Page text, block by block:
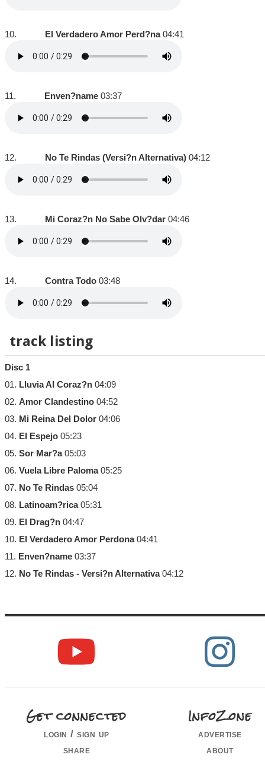
10. El Verdadero Amor Perd?na04:41
11. Enven?name 03:37
12. No Te Rindas (Versi?n Alternativa) 04:12
13. Mi Coraz?n No Sabe Olv?dar 04:46
14. Contra Todo 03:48
track listing
Disc 1
01. Lluvia Al Coraz?n 04:09
02. Amor Clandestino 04:52
03. Mi Reina Del Dolor 04:06
04. El Espejo 05:23
05. Sor Mar?a05:03
06. Vuela Libre Paloma05:25
07. No Te Rindas 05:04
08. Latinoam?rica05:31
09. El Drag?n 04:47
10. El Verdadero Amor Perdona04:41
11. Enven?name 03:37
12. No Te Rindas - Versi?n Alternativa04:12
Get connected
login / sign up
share
InfoZone
advertise
about